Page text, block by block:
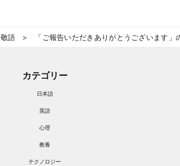
敬語 「ご報告いただきありがとうございます
カテゴリー
日本語
英語
心理
教養
テクノロジー